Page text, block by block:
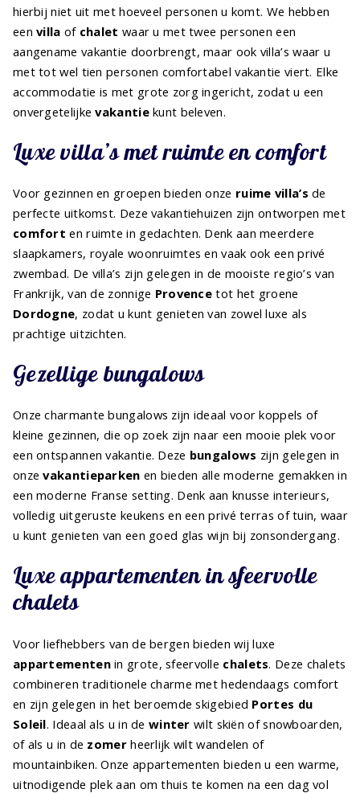
hierbij niet uit met hoeveel personen u komt. We hebben
eenvilla of chalet waar u met twee personen een
aangename vakantie doorbrengt, maar ook villa’s waar u
met tot wel tien personen comfortabel vakantie viert. Elke
accommodatie is met grote zorg ingericht, zodat u een
onvergetelijkevakantiekunt beleven.
Luxe villa’s met ruimte en comfort
Voor gezinnen en groepen bieden onze ruime villa’s de
perfecte uitkomst. Deze vakantiehuizen zijn ontworpen met
comfort en ruimte in gedachten. Denk aan meerdere
slaapkamers, royale woonruimtes en vaak ook een privé
zwembad. De villa’s zijn gelegen in de mooiste regio’s van
Frankrijk, van de zonnige Provence tot het groene
Dordogne, zodat u kunt genieten van zowel luxe als
prachtige uitzichten.
Gezellige bungalows
Onze charmante bungalows zijn ideaal voor koppels of
kleine gezinnen, die op zoek zijn naar een mooie plek voor
een ontspannen vakantie. Deze bungalows zijn gelegen in
onzevakantieparken en bieden alle moderne gemakken in
een moderne Franse setting. Denk aan knusse interieurs,
volledig uitgeruste keukens en een privé terras of tuin, waar
u kunt genieten van een goed glas wijn bij zonsondergang.
Luxe appartementen in sfeervolle
chalets
Voor liefhebbers van de bergen bieden wij luxe
appartementenin grote, sfeervolle chalets. Deze chalets
combineren traditionele charme met hedendaags comfort
en zijn gelegen in het beroemde skigebied Portes du
Soleil. Ideaal als u in de winter wilt skiën of snowboarden,
of als u in de zomerheerlijk wilt wandelen of
mountainbiken. Onze appartementen bieden u een warme,
uitnodigende plek aan om thuis te komen na een dag vol